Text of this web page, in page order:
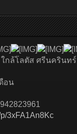
กล้โลตัส ศรีนครินทร์
อน
3xFA1An8Kc